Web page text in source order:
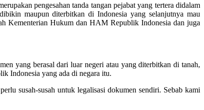
pengesahan tanda tangan pejabat yang tertera didalam
maupun diterbitkan di Indonesia yang selanjutnya mau
Kementerian Hukum dan HAM Republik Indonesia dan juga
yang berasal dari luar negeri atau yang diterbitkan di tanah,
Indonesia yang ada di negara itu.
susah-susah untuk legalisasi dokumen sendiri. Sebab kami